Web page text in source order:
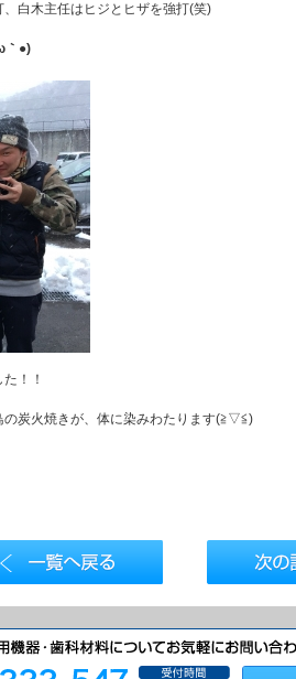
白木主任はヒジとヒザを強打(笑)
｀●)
！！
炭火焼きが、体に染みわたります(≧▽≦)